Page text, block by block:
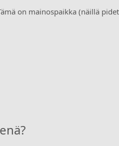
on mainospaikka (näillä